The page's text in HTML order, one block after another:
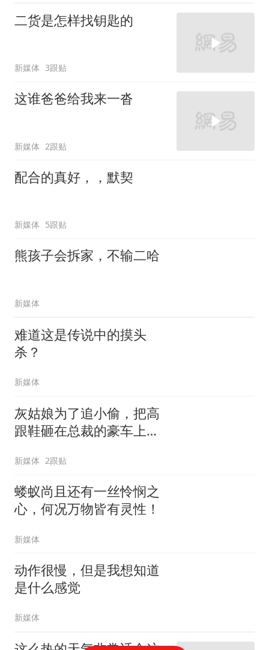
二货是怎样找钥匙的
新媒体 3跟贴
这谁爸爸给我来一沓
新媒体 2跟贴
配合的真好，，默契
新媒体 5跟贴
熊孩子会拆家，不输二哈
新媒体
难道这是传说中的摸头
杀？
新媒体
灰姑娘为了追小偷，把高
跟鞋砸在总裁的豪车上，
新媒体 2跟贴
蝼蚁尚且还有一丝怜悯之
心，何况万物皆有灵性！
新媒体
动作很慢，但是我想知道
是什么感觉
新媒体